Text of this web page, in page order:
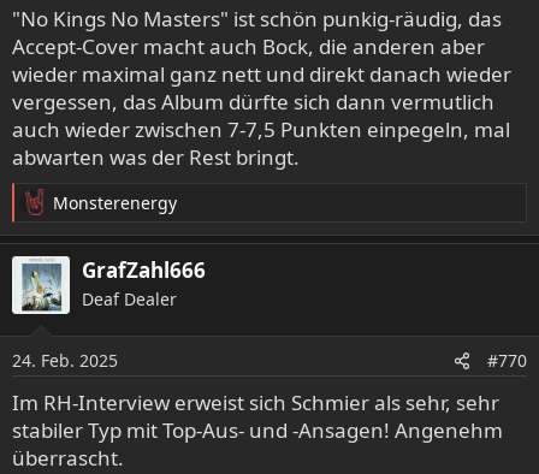
"No Kings No Masters" ist schön punkig-räudig, das
Accept-Cover macht auch Bock, die anderen aber
wieder maximal ganz nett und direkt danach wieder
vergessen, das Album dürfte sich dann vermutlich
auch wieder zwischen 7-7,5 Punkten einpegeln, mal
abwarten was der Rest bringt.
R
e
a
k
t
o
n
e
n
:
Monsterenergy
GrafZahl666
Deaf Dealer
24. Feb. 2025 #770
Im RH-Interview erweist sich Schmier als sehr, sehr
stabiler Typ mit Top-Aus- und -Ansagen! Angenehm
überrascht.